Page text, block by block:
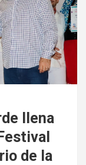
llena
de la